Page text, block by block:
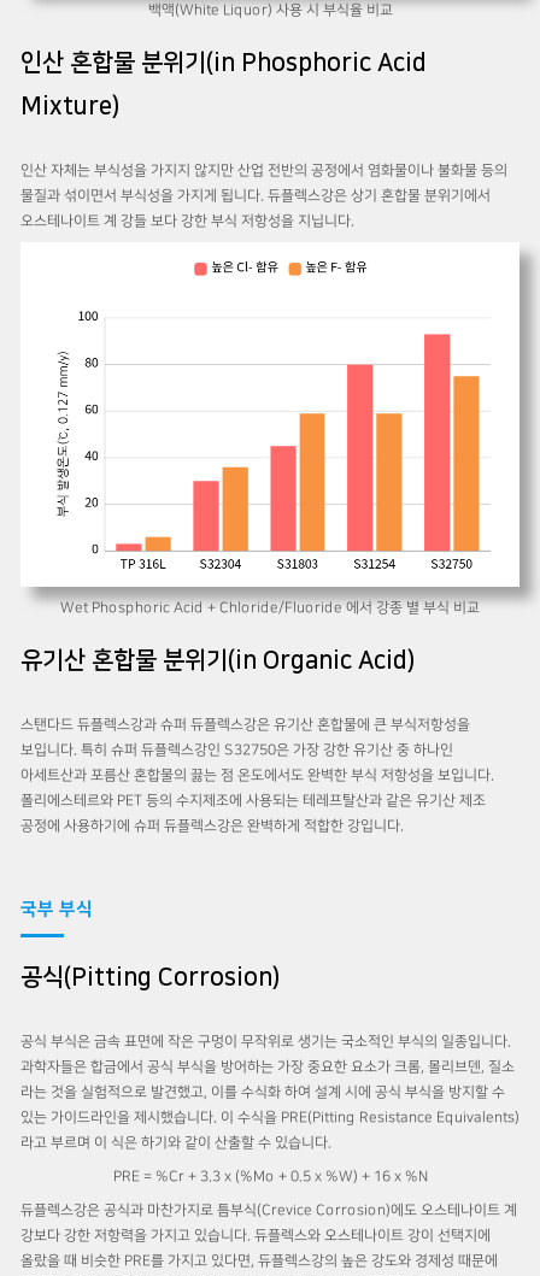
백액(White Liquor) 사용 시 부식율 비교
인산 혼합물 분위기(in Phosphoric Acid
Mixture)
인산 자체는 부식성을 가지지 않지만 산업 전반의 공정에서 염화물이나 불화물 등의
물질과 섞이면서 부식성을 가지게 됩니다. 듀플렉스강은 상기 혼합물 분위기에서
오스테나이트 계 강들 보다 강한 부식 저항성을 지닙니다.
Wet Phosphoric Acid + Chloride/Fluoride 에서 강종 별 부식 비교
유기산 혼합물 분위기(in Organic Acid)
스탠다드 듀플렉스강과 슈퍼 듀플렉스강은 유기산 혼합물에 큰 부식저항성을
보입니다. 특히 슈퍼 듀플렉스강인 S32750은 가장 강한 유기산 중 하나인
아세트산과 포름산 혼합물의 끓는 점 온도에서도 완벽한 부식 저항성을 보입니다.
폴리에스테르와 PET 등의 수지제조에 사용되는 테레프탈산과 같은 유기산 제조
공정에 사용하기에 슈퍼 듀플렉스강은 완벽하게 적합한 강입니다.
국부 부식
공식(Pitting Corrosion)
공식 부식은 금속 표면에 작은 구멍이 무작위로 생기는 국소적인 부식의 일종입니다.
과학자들은 합금에서 공식 부식을 방어하는 가장 중요한 요소가 크롬, 몰리브덴, 질소
라는 것을 실험적으로 발견했고, 이를 수식화 하여 설계 시에 공식 부식을 방지할 수
있는 가이드라인을 제시했습니다. 이 수식을 PRE(Pitting Resistance Equivalents)
라고 부르며 이 식은 하기와 같이 산출할 수 있습니다.
PRE = %Cr + 3.3 x (%Mo + 0.5 x %W) + 16 x %N
듀플렉스강은 공식과 마찬가지로 틈부식(Crevice Corrosion)에도 오스테나이트 계
강보다 강한 저항력을 가지고 있습니다. 듀플렉스와 오스테나이트 강이 선택지에
올랐을 때 비슷한 PRE를 가지고 있다면, 듀플렉스강의 높은 강도와 경제성 때문에